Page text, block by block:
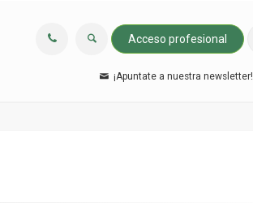
Acceso profesional
¡Apuntate a nuestra newsletter!